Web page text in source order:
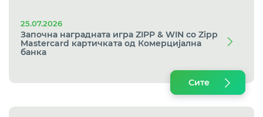
25.07.2026
Започна наградната игра ZIPP & WIN со Zipp
Mastercard картичкaта од Комерцијална
банка
Сите